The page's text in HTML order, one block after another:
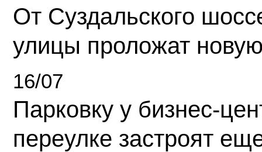
От Суздальского
улицы проложат
16/07
Парковку у бизнес-
переулке застроят